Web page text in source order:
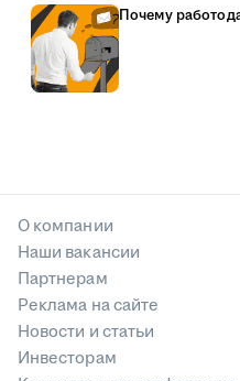
Почему
О компании
Наши вакансии
Партнерам
Реклама на сайте
Новости и статьи
Инвесторам